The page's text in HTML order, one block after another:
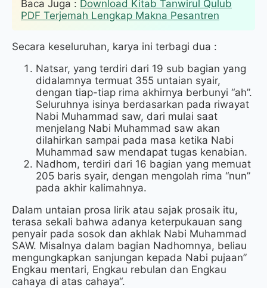
Download Kitab Tanwirul Qulub
PDF Terjemah Lengkap Makna Pesantren
Secara keseluruhan, karya ini terbagi dua :
Natsar, yang terdiri dari 19 sub bagian yang
didalamnya termuat 355 untaian syair,
dengan tiap-tiap rima akhirnya berbunyi “ah”.
Seluruhnya isinya berdasarkan pada riwayat
Nabi Muhammad saw, dari mulai saat
menjelang Nabi Muhammad saw akan
dilahirkan sampai pada masa ketika Nabi
Muhammad saw mendapat tugas kenabian.
Nadhom, terdiri dari 16 bagian yang memuat
205 baris syair, dengan mengolah rima “nun”
pada akhir kalimahnya.
Dalam untaian prosa lirik atau sajak prosaik itu,
terasa sekali bahwa adanya keterpukauan sang
penyair pada sosok dan akhlak Nabi Muhammad
SAW. Misalnya dalam bagian Nadhomnya, beliau
mengungkapkan sanjungan kepada Nabi pujaan”
Engkau mentari, Engkau rebulan dan Engkau
cahaya di atas cahaya“.